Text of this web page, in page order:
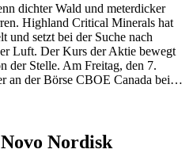
dichter Wald und meterdicker
Highland Critical Minerals hat
und setzt bei der Suche nach
Luft. Der Kurs der Aktie bewegt
der Stelle. Am Freitag, den 7.
an der Börse CBOE Canada bei…
Nordisk